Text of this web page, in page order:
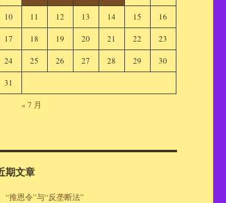
10
11 12 13 14 15
16
17
18 19 20 21 22
23
24
25 26 27 28 29
30
31
« 7 月
期文章
“推恩令”与“反垄断法”